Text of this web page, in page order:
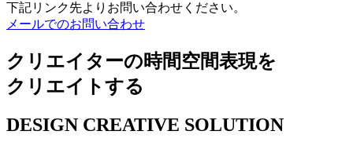
下記リンク先よりお問い合わせください。
メールでのお問い合わせ
クリエイターの時間空間表現を
クリエイトする
DESIGN CREATIVE SOLUTION